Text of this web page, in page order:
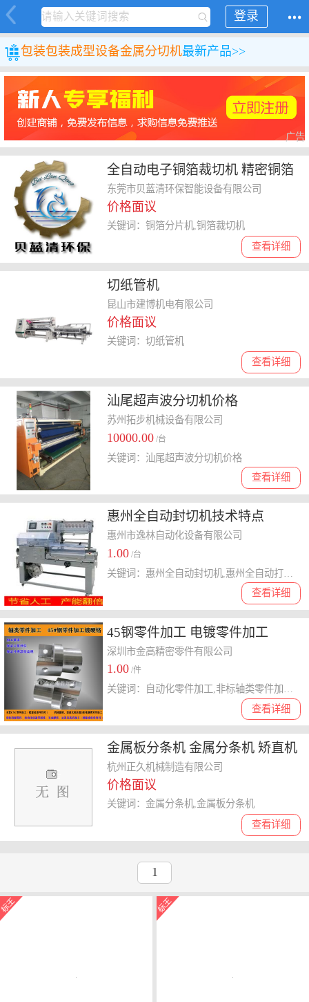
登录
包装包装成型设备金属分切机最新产品>>
广告
全自动电子铜箔裁切机 精密铜箔
分片机
东莞市贝蓝清环保智能设备有限公司
价格面议
查看详细
关键词：铜箔分片机,铜箔裁切机
切纸管机
昆山市建博机电有限公司
价格面议
查看详细
关键词：切纸管机
汕尾超声波分切机价格
苏州拓步机械设备有限公司
10000.00 /台
查看详细
关键词：汕尾超声波分切机价格
惠州全自动封切机技术特点
惠州市逸林自动化设备有限公司
1.00 /台
查看详细
关键词：惠州全自动封切机,惠州全自动打包机,惠州全自动吸塑机
45钢零件加工 电镀零件加工
深圳市金高精密零件有限公司
1.00 /件
查看详细
关键词：自动化零件加工,非标轴类零件加工,CNC零件加工,45钢零件加工,电镀零件加工,铁料零件加工
金属板分条机 金属分条机 矫直机
组
杭州正久机械制造有限公司
价格面议
查看详细
关键词：金属分条机,金属板分条机
1